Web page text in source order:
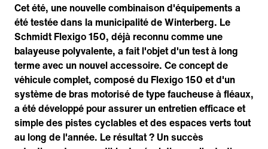
Cet été, une nouvelle combinaison d'équipements a
été testée dans la municipalité de Winterberg. Le
Schmidt Flexigo 150, déjà reconnu comme une
balayeuse polyvalente, a fait l'objet d'un test à long
terme avec un nouvel accessoire. Ce concept de
véhicule complet, composé du Flexigo 150 et d'un
système de bras motorisé de type faucheuse à fléaux,
a été développé pour assurer un entretien efficace et
simple des pistes cyclables et des espaces verts tout
au long de l'année. Le résultat ? Un succès